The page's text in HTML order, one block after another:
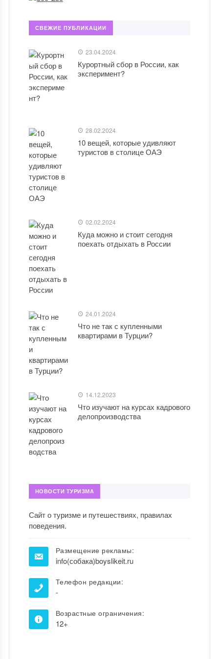
СВЕЖИЕ ПУБЛИКАЦИИ
23.04.2024
Курортный сбор в России, как
эксперимент?
28.02.2024
10 вещей, которые удивляют
туристов в столице ОАЭ
02.02.2024
Куда можно и стоит сегодня
поехать отдыхать в России
24.01.2024
Что не так с купленными
квартирами в Турции?
14.12.2023
Что изучают на курсах кадрового
делопроизводства
НОВОСТИ ТУРИЗМА
Сайт о туризме и путешествиях, правилах
поведения.
Размещение рекламы:
info(собака)boyslikeit.ru
Телефон редакции:
-
Возрастные ограничения:
12+